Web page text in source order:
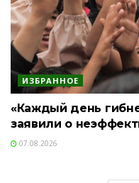
ИЗБРАННОЕ
«Каждый день
заявили о
07.08.2026